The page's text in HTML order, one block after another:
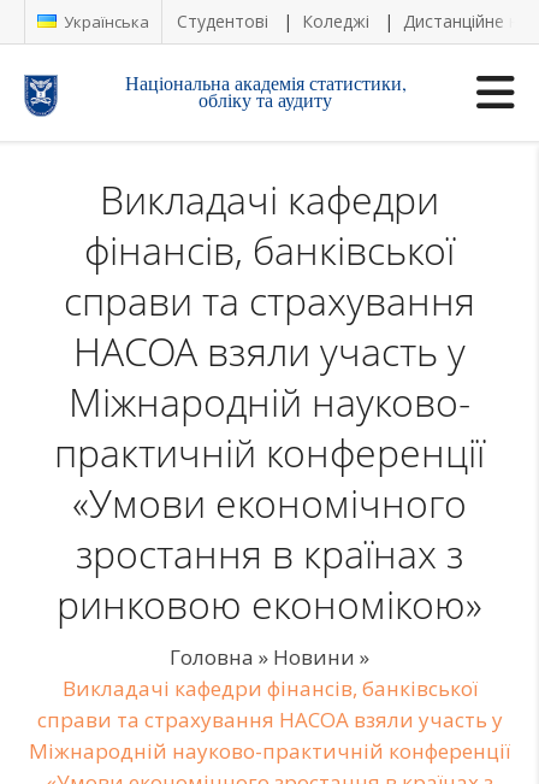
Українська Студентові Коледжі Дистанційне
Національна академія статистики,
обліку та аудиту
Викладачі кафедри
фінансів, банківської
справи та страхування
НАСОА взяли участь у
Міжнародній науково-
практичній конференції
«Умови економічного
зростання в країнах з
ринковою економікою»
Головна » Новини »
Викладачі кафедри фінансів, банківської
справи та страхування НАСОА взяли участь у
Міжнародній науково-практичній конференції